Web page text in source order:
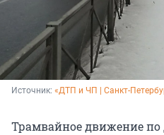
Источник: «ДТП и ЧП | Санкт-
Трамвайное движение по